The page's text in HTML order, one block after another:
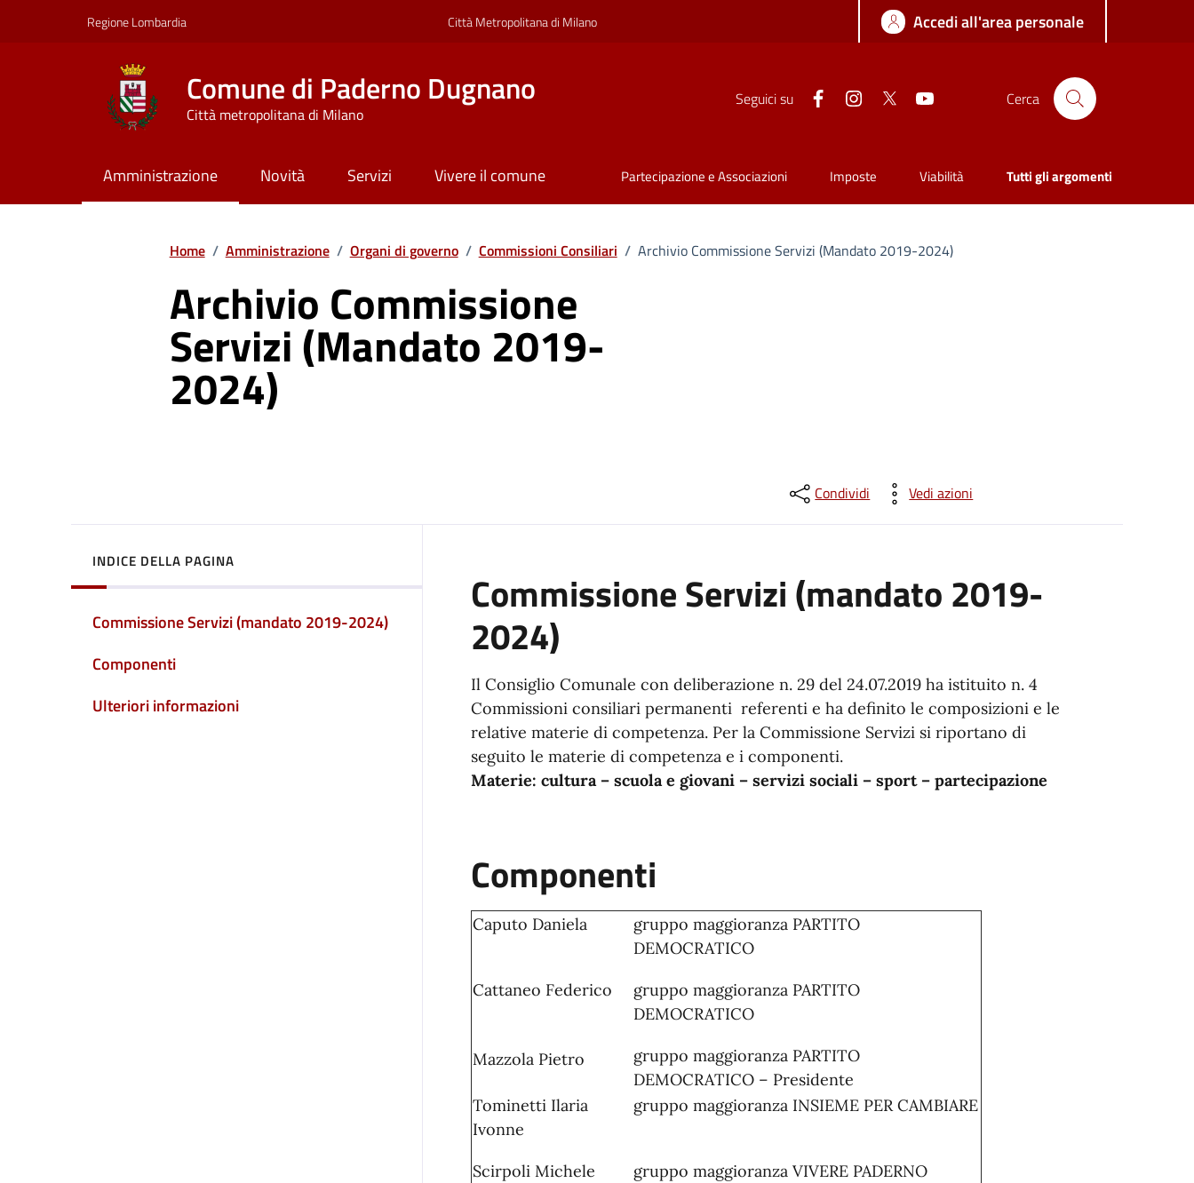
Regione Lombardia Città Metropolitana di Milano Accedi all'area personale
Comune di Paderno Dugnano
Città metropolitana di Milano
Seguici su Facebook InstagramTwitter Cerca
Amministrazione Novità Servizi Vivere il comune Partecipazione e Associazioni Imposte Viabilità Tutti gli argomenti
Home / Amministrazione / Organi di governo / Commissioni Consiliari / Archivio Commissione Servizi (Mandato 2019-2024)
Archivio Commissione
Servizi (Mandato 2019-
2024)
Condividi Vedi azioni
INDICE DELLA PAGINA
Commissione Servizi (mandato 2019-2024)
Componenti
Ulteriori informazioni
Commissione Servizi (mandato 2019-
2024)
Il Consiglio Comunale con deliberazione n. 29 del 24.07.2019 ha istituito n. 4
Commissioni consiliari permanenti referenti e ha definito le composizioni e le
relative materie di competenza. Per la Commissione Servizi si riportano di
seguito le materie di competenza e i componenti.
Materie: cultura – scuola e giovani – servizi sociali – sport – partecipazione
Componenti
Caputo Daniela
gruppo maggioranza PARTITO
DEMOCRATICO
Cattaneo Federico
gruppo maggioranza PARTITO
DEMOCRATICO
Mazzola Pietro
gruppo maggioranza PARTITO
DEMOCRATICO – Presidente
Tominetti Ilaria
Ivonne
gruppo maggioranza INSIEME PER CAMBIARE
Scirpoli Michele
gruppo maggioranza VIVERE PADERNO